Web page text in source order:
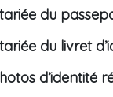
du
du livret
d’identité